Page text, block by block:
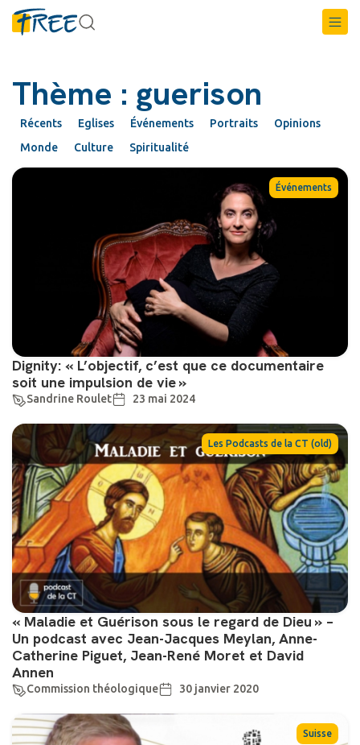
Thème : guerison
Récents Eglises Événements Portraits
Opinions
Monde
Culture Spiritualité
Événements
Dignity: « L’objectif, c’est que ce documentaire
soit une impulsion de vie »
Sandrine Roulet 23 mai 2024
Les Podcasts de la CT (old)
« Maladie et Guérison sous le regard de Dieu » –
Un podcast avec Jean-Jacques Meylan, Anne-
Catherine Piguet, Jean-René Moret et David
Annen
Commission théologique 30 janvier 2020
Suisse